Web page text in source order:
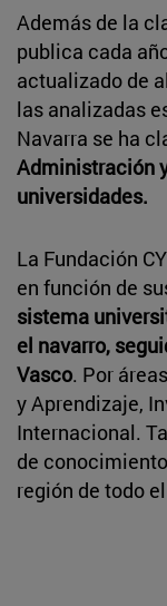
Además de la
publica cada
actualizado de
las analizadas
Navarra se ha
Administración
universidades.
La Fundación
en función de
sistema
el navarro,
Vasco. Por
y Aprendizaje,
Internacional.
de
región de todo